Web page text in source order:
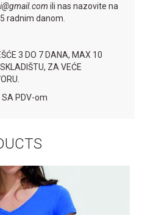
ili nas nazovite na
radnim danom.
3 DO 7 DANA, MAX 10
ZA VEĆE
SA PDV-om